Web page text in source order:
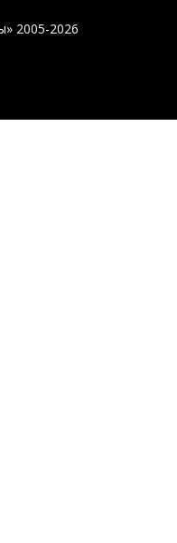
2005-2026